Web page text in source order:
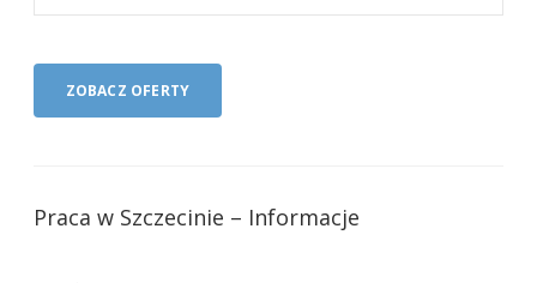
Praca w Szczecinie – Informacje